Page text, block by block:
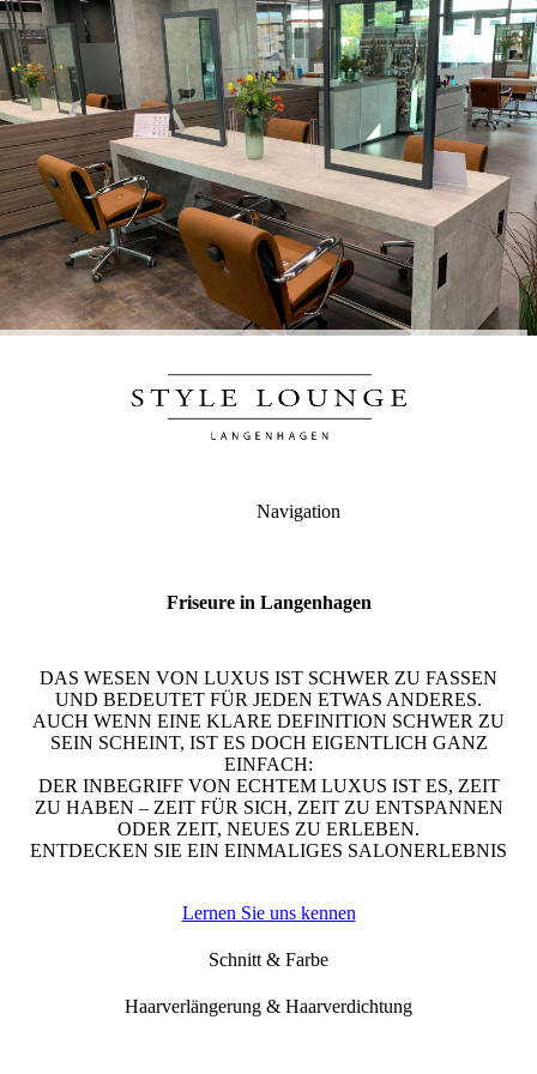
Navigation
Friseure in Langenhagen
DAS WESEN VON LUXUS IST SCHWER ZU FASSEN
UND BEDEUTET FÜR JEDEN ETWAS ANDERES.
AUCH WENN EINE KLARE DEFINITION SCHWER ZU
SEIN SCHEINT, IST ES DOCH EIGENTLICH GANZ
EINFACH:
DER INBEGRIFF VON ECHTEM LUXUS IST ES, ZEIT
ZU HABEN – ZEIT FÜR SICH, ZEIT ZU ENTSPANNEN
ODER ZEIT, NEUES ZU ERLEBEN.
ENTDECKEN SIE EIN EINMALIGES SALONERLEBNIS
Lernen Sie uns kennen
Schnitt & Farbe
Haarverlängerung & Haarverdichtung